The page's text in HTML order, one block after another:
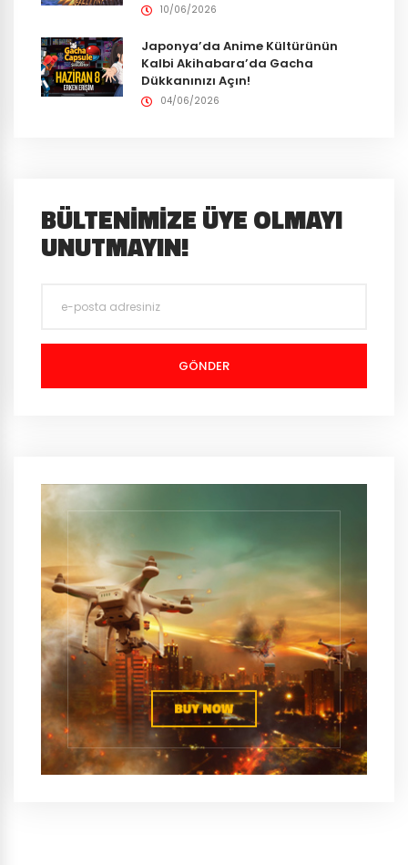
10/06/2026
Japonya’da Anime Kültürünün
Kalbi Akihabara’da Gacha
Dükkanınızı Açın!
04/06/2026
BÜLTENIMIZE ÜYE OLMAYI
UNUTMAYIN!